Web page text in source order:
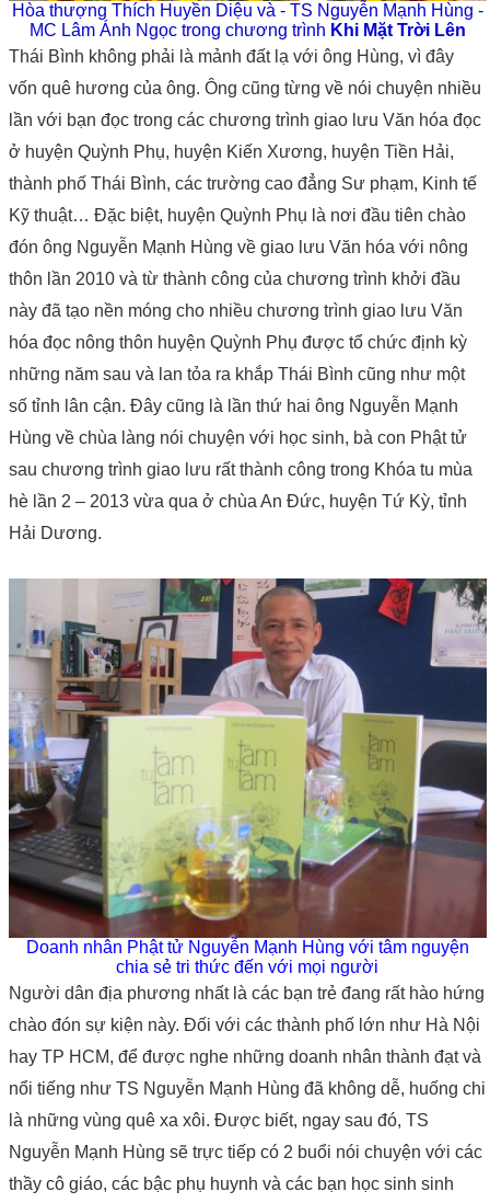
Hòa thượng Thích Huyền Diệu và - TS Nguyễn Mạnh Hùng -
MC Lâm Ánh Ngọc trong chương trình Khi Mặt Trời Lên
Thái Bình không phải là mảnh đất lạ với ông Hùng, vì đây
vốn quê hương của ông. Ông cũng từng về nói chuyện nhiều
lần với bạn đọc trong các chương trình giao lưu Văn hóa đọc
ở huyện Quỳnh Phụ, huyện Kiến Xương, huyện Tiền Hải,
thành phố Thái Bình, các trường cao đẳng Sư phạm, Kinh tế
Kỹ thuật… Đặc biệt, huyện Quỳnh Phụ là nơi đầu tiên chào
đón ông Nguyễn Mạnh Hùng về giao lưu Văn hóa với nông
thôn lần 2010 và từ thành công của chương trình khởi đầu
này đã tạo nền móng cho nhiều chương trình giao lưu Văn
hóa đọc nông thôn huyện Quỳnh Phụ được tổ chức định kỳ
những năm sau và lan tỏa ra khắp Thái Bình cũng như một
số tỉnh lân cận. Đây cũng là lần thứ hai ông Nguyễn Mạnh
Hùng về chùa làng nói chuyện với học sinh, bà con Phật tử
sau chương trình giao lưu rất thành công trong Khóa tu mùa
hè lần 2 – 2013 vừa qua ở chùa An Đức, huyện Tứ Kỳ, tỉnh
Hải Dương.
Doanh nhân Phật tử Nguyễn Mạnh Hùng với tâm nguyện
chia sẻ tri thức đến với mọi người
Người dân địa phương nhất là các bạn trẻ đang rất hào hứng
chào đón sự kiện này. Đối với các thành phố lớn như Hà Nội
hay TP HCM, để được nghe những doanh nhân thành đạt và
nổi tiếng như TS Nguyễn Mạnh Hùng đã không dễ, huống chi
là những vùng quê xa xôi. Được biết, ngay sau đó, TS
Nguyễn Mạnh Hùng sẽ trực tiếp có 2 buổi nói chuyện với các
thầy cô giáo, các bậc phụ huynh và các bạn học sinh sinh